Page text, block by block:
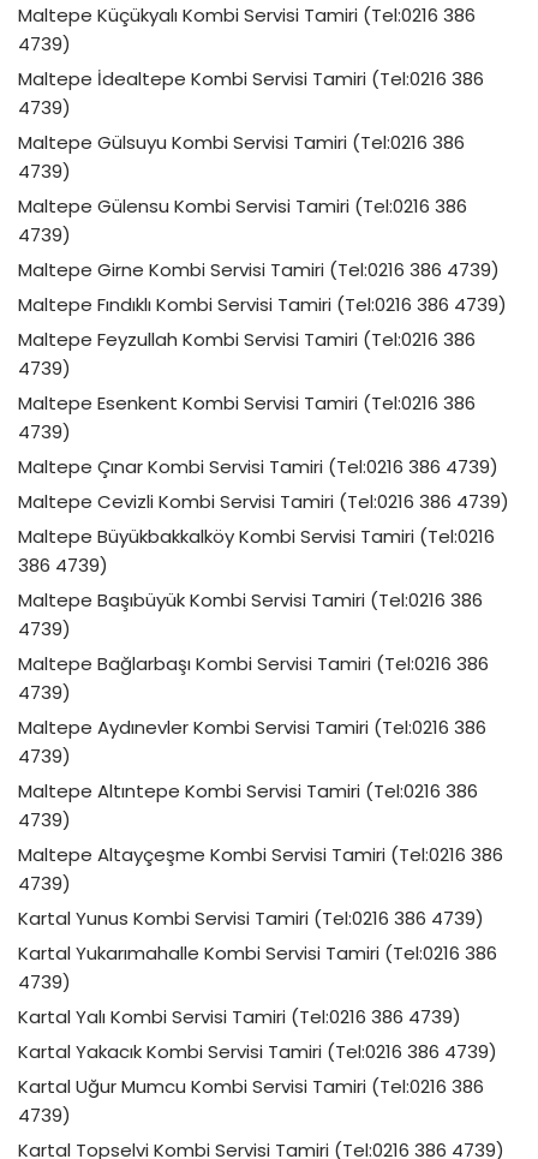
Maltepe Küçükyalı Kombi Servisi Tamiri (Tel:0216 386
4739)
Maltepe İdealtepe Kombi Servisi Tamiri (Tel:0216 386
4739)
Maltepe Gülsuyu Kombi Servisi Tamiri (Tel:0216 386
4739)
Maltepe Gülensu Kombi Servisi Tamiri (Tel:0216 386
4739)
Maltepe Girne Kombi Servisi Tamiri (Tel:0216 386 4739)
Maltepe Fındıklı Kombi Servisi Tamiri (Tel:0216 386 4739)
Maltepe Feyzullah Kombi Servisi Tamiri (Tel:0216 386
4739)
Maltepe Esenkent Kombi Servisi Tamiri (Tel:0216 386
4739)
Maltepe Çınar Kombi Servisi Tamiri (Tel:0216 386 4739)
Maltepe Cevizli Kombi Servisi Tamiri (Tel:0216 386 4739)
Maltepe Büyükbakkalköy Kombi Servisi Tamiri (Tel:0216
386 4739)
Maltepe Başıbüyük Kombi Servisi Tamiri (Tel:0216 386
4739)
Maltepe Bağlarbaşı Kombi Servisi Tamiri (Tel:0216 386
4739)
Maltepe Aydınevler Kombi Servisi Tamiri (Tel:0216 386
4739)
Maltepe Altıntepe Kombi Servisi Tamiri (Tel:0216 386
4739)
Maltepe Altayçeşme Kombi Servisi Tamiri (Tel:0216 386
4739)
Kartal Yunus Kombi Servisi Tamiri (Tel:0216 386 4739)
Kartal Yukarımahalle Kombi Servisi Tamiri (Tel:0216 386
4739)
Kartal Yalı Kombi Servisi Tamiri (Tel:0216 386 4739)
Kartal Yakacık Kombi Servisi Tamiri (Tel:0216 386 4739)
Kartal Uğur Mumcu Kombi Servisi Tamiri (Tel:0216 386
4739)
Kartal Topselvi Kombi Servisi Tamiri (Tel:0216 386 4739)